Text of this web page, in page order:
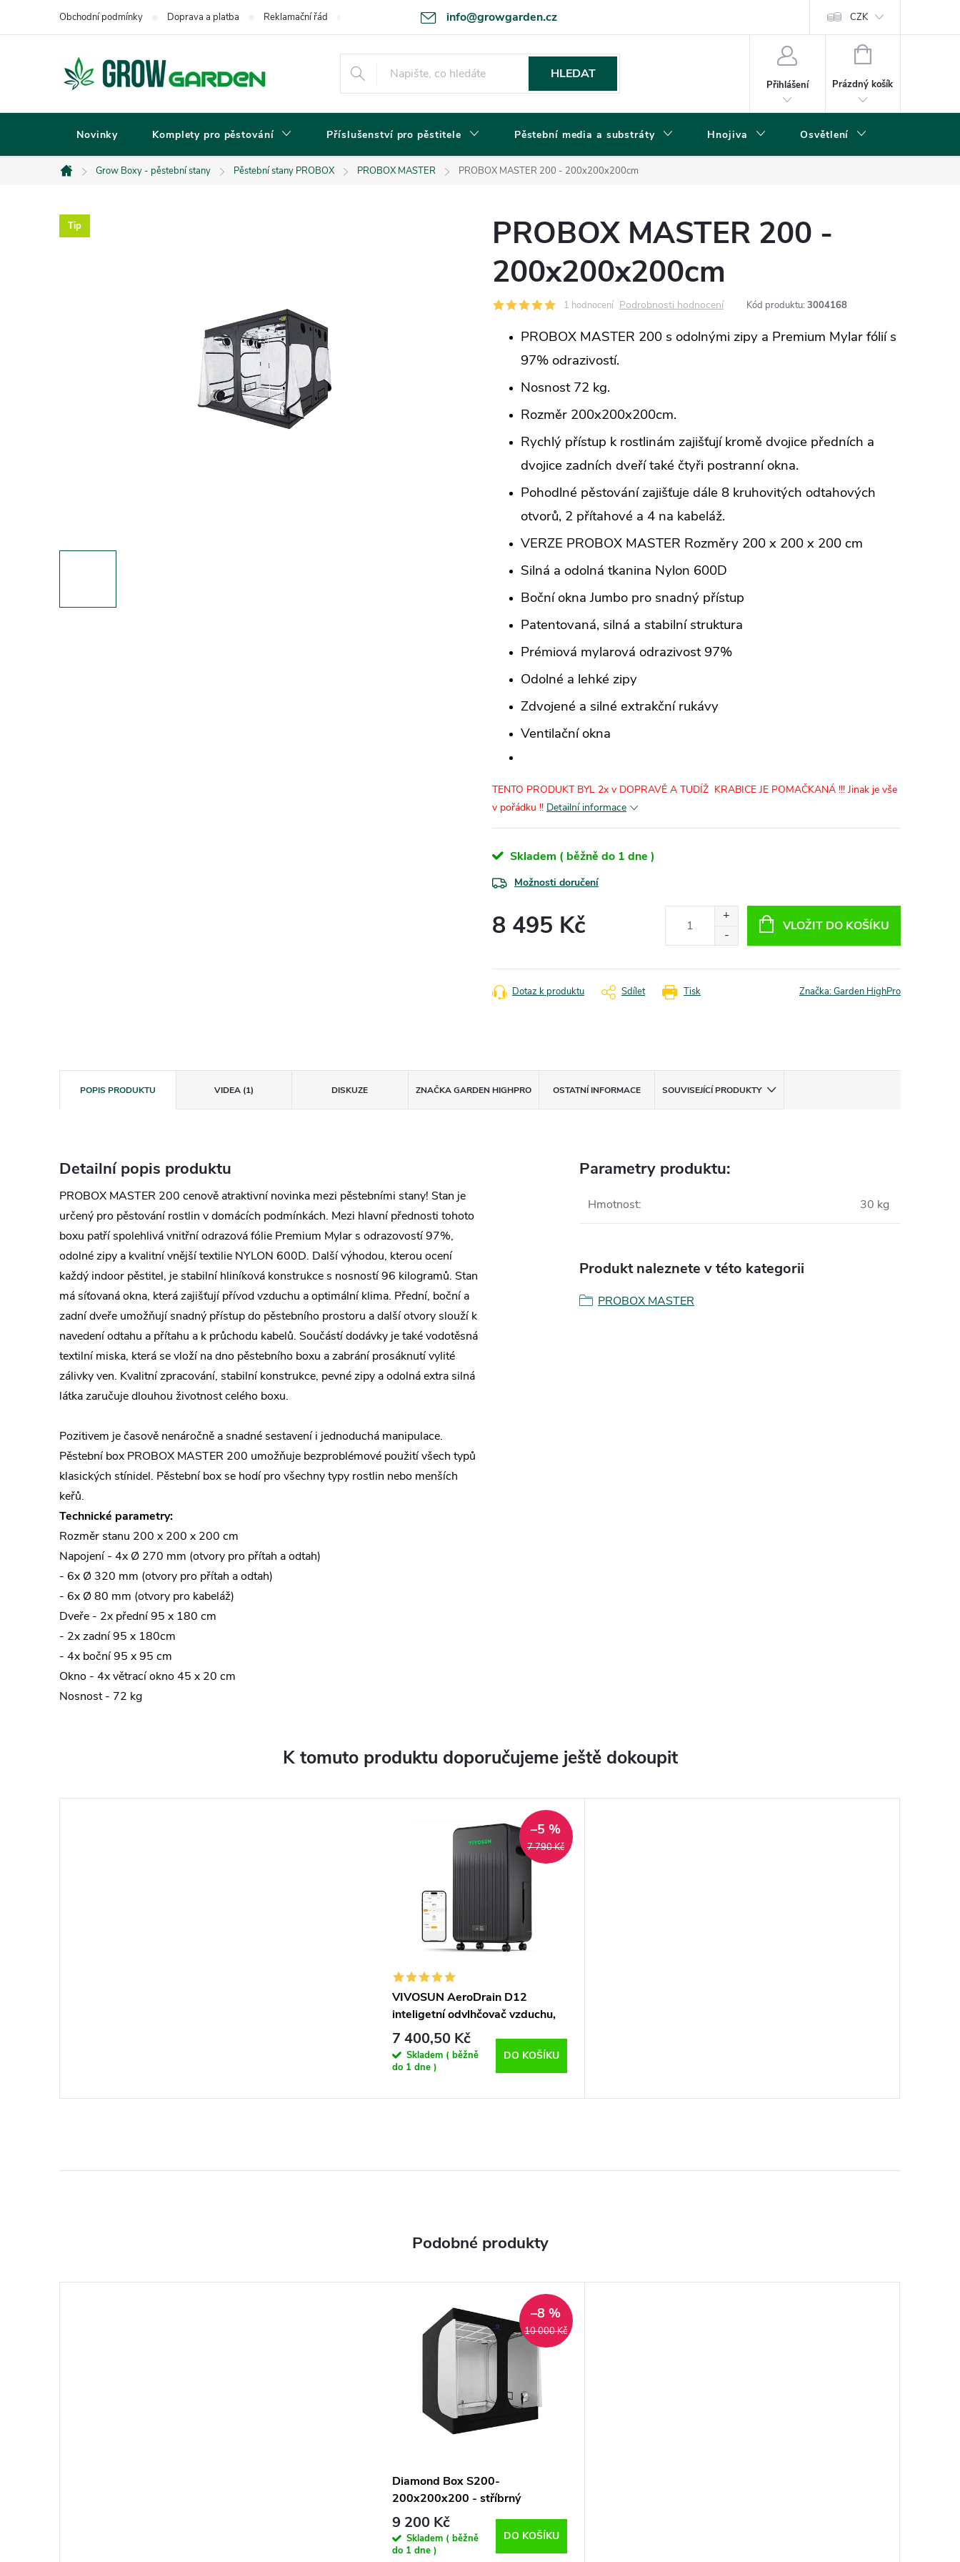
info@growgarden.cz
Obchodní podmínky Doprava a platba Reklamační řád Odstoupení od smlouvy Zásady ochrany osobních údajů a cookies CZK
HLEDAT
Přihlášení
NÁKUPNÍ
Prázdný košík
Novinky Komplety pro pěstování Příslušenství pro pěstitele Pěstební media a substráty Hnojiva Osvětlení
Domů
Grow Boxy - pěstební stany Pěstební stany PROBOX PROBOX MASTER PROBOX MASTER 200 - 200x200x200cm
Tip
PROBOX MASTER 200 -
200x200x200cm
1 hodnocení Podrobnosti hodnocení Kód produktu: 3004168
PROBOX MASTER 200 s odolnými zipy a Premium Mylar fólií s
97% odrazivostí.
Nosnost 72 kg.
Rozměr 200x200x200cm.
Rychlý přístup k rostlinám zajišťují kromě dvojice předních a
dvojice zadních dveří také čtyři postranní okna.
Pohodlné pěstování zajišťuje dále 8 kruhovitých odtahových
otvorů, 2 přítahové a 4 na kabeláž.
VERZE PROBOX MASTER Rozměry 200 x 200 x 200 cm
Silná a odolná tkanina Nylon 600D
Boční okna Jumbo pro snadný přístup
Patentovaná, silná a stabilní struktura
Prémiová mylarová odrazivost 97%
Odolné a lehké zipy
Zdvojené a silné extrakční rukávy
Ventilační okna
TENTO PRODUKT BYL 2x v DOPRAVĚ A TUDÍŽ KRABICE JE POMAČKANÁ !!! Jinak je vše
v pořádku !! Detailní informace
Skladem ( běžně do 1 dne )
Možnosti doručení
8 495 Kč VLOŽIT DO KOŠÍKU
Tisk
Dotaz k produktu Sdílet Značka:Garden HighPro
POPIS PRODUKTU VIDEA (1) DISKUZE ZNAČKAGARDEN HIGHPRO OSTATNÍ INFORMACE SOUVISEJÍCÍ PRODUKTY
Detailní popis produktu
PROBOX MASTER 200 cenově atraktivní novinka mezi pěstebními stany! Stan je
určený pro pěstování rostlin v domácích podmínkách. Mezi hlavní přednosti tohoto
boxu patří spolehlivá vnitřní odrazová fólie Premium Mylar s odrazovostí 97%,
odolné zipy a kvalitní vnější textilie NYLON 600D. Další výhodou, kterou ocení
každý indoor pěstitel, je stabilní hliníková konstrukce s nosností 96 kilogramů. Stan
má síťovaná okna, která zajišťují přívod vzduchu a optimální klima. Přední, boční a
zadní dveře umožňují snadný přístup do pěstebního prostoru a další otvory slouží k
navedení odtahu a přítahu a k průchodu kabelů. Součástí dodávky je také vodotěsná
textilní miska, která se vloží na dno pěstebního boxu a zabrání prosáknutí vylité
zálivky ven. Kvalitní zpracování, stabilní konstrukce, pevné zipy a odolná extra silná
látka zaručuje dlouhou životnost celého boxu.
Pozitivem je časově nenáročně a snadné sestavení i jednoduchá manipulace.
Pěstební box PROBOX MASTER 200 umožňuje bezproblémové použití všech typů
klasických stínidel. Pěstební box se hodí pro všechny typy rostlin nebo menších
keřů.
Technické parametry:
Rozměr stanu 200 x 200 x 200 cm
Napojení - 4x Ø 270 mm (otvory pro přítah a odtah)
- 6x Ø 320 mm (otvory pro přítah a odtah)
- 6x Ø 80 mm (otvory pro kabeláž)
Dveře - 2x přední 95 x 180 cm
- 2x zadní 95 x 180cm
- 4x boční 95 x 95 cm
Okno - 4x větrací okno 45 x 20 cm
Nosnost - 72 kg
Parametry produktu:
Hmotnost: 30 kg
Produkt naleznete v této kategorii
PROBOX MASTER
K tomuto produktu doporučujeme ještě dokoupit
7 790 Kč
–5 %
VIVOSUN AeroDrain D12
inteligetní odvlhčovač vzduchu,
12L
7 400,50 Kč
Skladem ( běžně
do 1 dne )
DO KOŠÍKU
10 000 Kč
–8 %
Diamond Box S200-
200x200x200 - stříbrný
pěstební box
9 200 Kč
Skladem ( běžně
do 1 dne )
DO KOŠÍKU